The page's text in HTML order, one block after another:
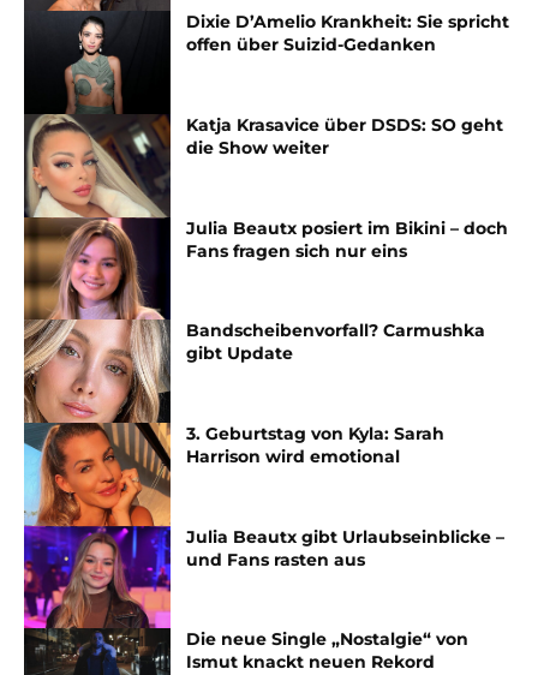
Dixie D’Amelio Krankheit: Sie spricht
offen über Suizid-Gedanken
Katja Krasavice über DSDS: SO geht
die Show weiter
Julia Beautx posiert im Bikini – doch
Fans fragen sich nur eins
Bandscheibenvorfall? Carmushka
gibt Update
3. Geburtstag von Kyla: Sarah
Harrison wird emotional
Julia Beautx gibt Urlaubseinblicke –
und Fans rasten aus
Die neue Single „Nostalgie“ von
Ismut knackt neuen Rekord